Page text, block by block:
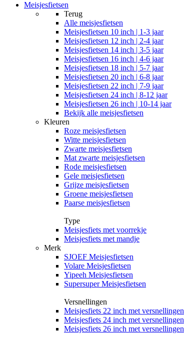
Meisjesfietsen
Terug
Alle meisjesfietsen
Meisjesfietsen 10 inch | 1-3 jaar
Meisjesfietsen 12 inch | 2-4 jaar
Meisjesfietsen 14 inch | 3-5 jaar
Meisjesfietsen 16 inch | 4-6 jaar
Meisjesfietsen 18 inch | 5-7 jaar
Meisjesfietsen 20 inch | 6-8 jaar
Meisjesfietsen 22 inch | 7-9 jaar
Meisjesfietsen 24 inch | 8-12 jaar
Meisjesfietsen 26 inch | 10-14 jaar
Bekijk alle meisjesfietsen
Kleuren
Roze meisjesfietsen
Witte meisjesfietsen
Zwarte meisjesfietsen
Mat zwarte meisjesfietsen
Rode meisjesfietsen
Gele meisjesfietsen
Grijze meisjesfietsen
Groene meisjesfietsen
Paarse meisjesfietsen
Type
Meisjesfiets met voorrekje
Meisjesfiets met mandje
Merk
SJOEF Meisjesfietsen
Volare Meisjesfietsen
Yipeeh Meisjesfietsen
Supersuper Meisjesfietsen
Versnellingen
Meisjesfiets 22 inch met versnellingen
Meisjesfiets 24 inch met versnellingen
Meisjesfiets 26 inch met versnellingen